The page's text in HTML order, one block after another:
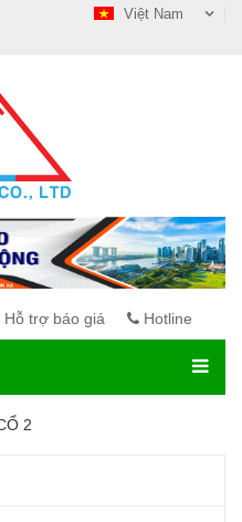
Việt Nam
Hỗ trợ báo giá Hotline
2